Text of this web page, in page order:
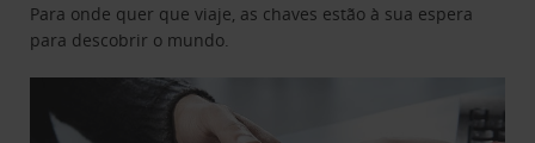
Para onde quer que viaje, as chaves estão à sua espera
para descobrir o mundo.